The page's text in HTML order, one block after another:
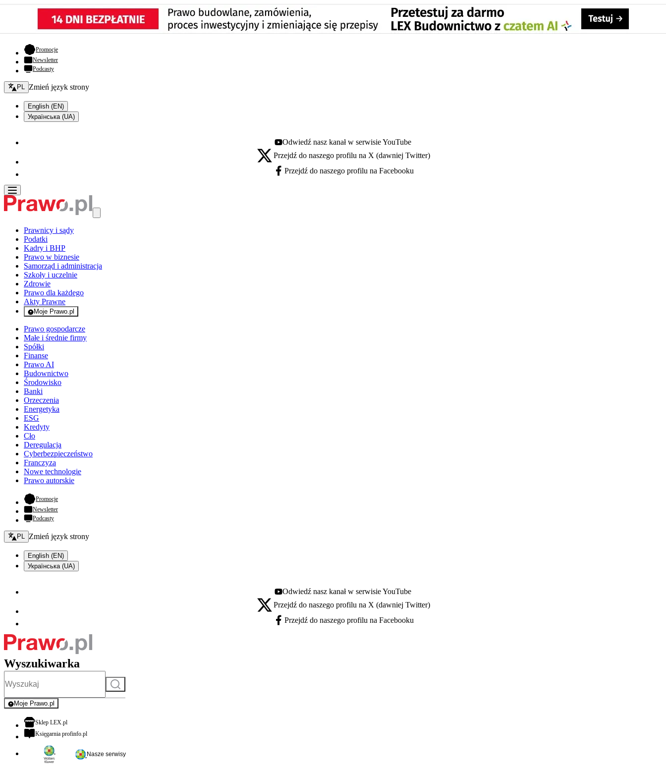
Promocje- otwiera się w nowej karcie
Newsletter
Podcasty
Zmień język - bieżący:
PL Zmień język strony
English (EN)
Українська (UA)
Youtube - otwiera się w nowej karcie
Odwiedź nasz kanał w serwisie YouTube
X - otwiera się w nowej karcie
Przejdź do naszego profilu na X (dawniej Twitter)
Facebook - otwiera się w nowej karcie
Przejdź do naszego profilu na Facebooku
Prawnicy i sądy
Podatki
Kadry i BHP
Prawo w biznesie
Samorząd i administracja
Szkoły i uczelnie
Zdrowie
Prawo dla każdego
Akty Prawne
Moje Prawo.pl
- rejestracja i logowanie do serwisu
Prawo gospodarcze
Małe i średnie firmy
Spółki
Finanse
Prawo AI
Budownictwo
Środowisko
Banki
Orzeczenia
Energetyka
ESG
Kredyty
Cło
Deregulacja
Cyberbezpieczeństwo
Franczyza
Nowe technologie
Prawo autorskie
Promocje- otwiera się w nowej karcie
Newsletter
Podcasty
Zmień język - bieżący:
PL Zmień język strony
English (EN)
Українська (UA)
Youtube - otwiera się w nowej karcie
Odwiedź nasz kanał w serwisie YouTube
X - otwiera się w nowej karcie
Przejdź do naszego profilu na X (dawniej Twitter)
Facebook - otwiera się w nowej karcie
Przejdź do naszego profilu na Facebooku
Wyszukiwarka
Szukaj
Moje Prawo.pl
- rejestracja i logowanie do serwisu
Sklep LEX.plotwiera się w nowej karcie
Księgarnia profinfo.plotwiera się w nowej karcie
Nasze serwisy